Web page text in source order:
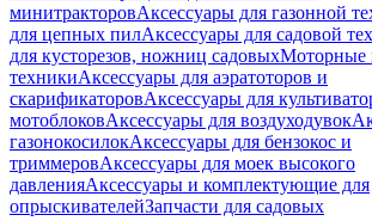
минитракторовАксессуары для газонной
для цепных пилАксессуары для садовой
для кусторезов, ножниц садовыхМоторные
техникиАксессуары для аэратоторов и
скарификаторовАксессуары для
мотоблоковАксессуары для воздуходувок
газонокосилокАксессуары для бензокос и
триммеровАксессуары для моек высокого
давленияАксессуары и комплектующие для
опрыскивателейЗапчасти для садовых